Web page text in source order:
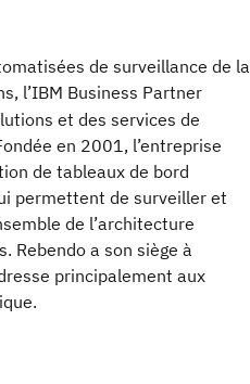
de surveillance de la
l’IBM Business Partner
et des services de
en 2001, l’entreprise
de tableaux de bord
permettent de surveiller et
de l’architecture
Rebendo a son siège à
principalement aux